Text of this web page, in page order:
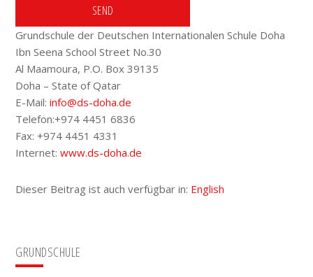
Grundschule der Deutschen Internationalen Schule Doha
Ibn Seena School Street No.30
Al Maamoura, P.O. Box 39135
Doha – State of Qatar
E-Mail:info@ds-doha.de
Telefon:+974 4451 6836
Fax: +974 4451 4331
Internet:www.ds-doha.de
Dieser Beitrag ist auch verfügbar in: English
Seitenspalte
GRUNDSCHULE